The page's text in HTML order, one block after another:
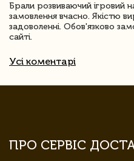
Брали розвиваючий ігровий
замовлення вчасно. Якістю
задоволенні. Обов'язково
сайті.
Усі коментарі
ПРО СЕРВІС